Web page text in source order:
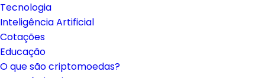
Tecnologia
Inteligência Artificial
Cotações
Educação
O que são criptomoedas?